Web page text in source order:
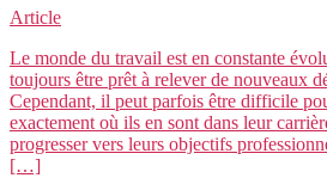
Article
Le monde du travail est en constante
toujours être prêt à relever de nouveaux
Cependant, il peut parfois être difficile
exactement où ils en sont dans leur
progresser vers leurs objectifs
[…]